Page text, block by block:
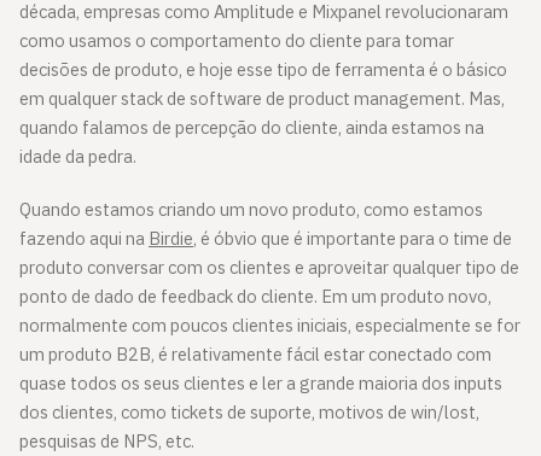
década, empresas como Amplitude e Mixpanel revolucionaram
como usamos o comportamento do cliente para tomar
decisões de produto, e hoje esse tipo de ferramenta é o básico
em qualquer stack de software de product management. Mas,
quando falamos de percepção do cliente, ainda estamos na
idade da pedra.
Quando estamos criando um novo produto, como estamos
fazendo aqui naBirdie, é óbvio que é importante para o time de
produto conversar com os clientes e aproveitar qualquer tipo de
ponto de dado de feedback do cliente. Em um produto novo,
normalmente com poucos clientes iniciais, especialmente se for
um produto B2B, é relativamente fácil estar conectado com
quase todos os seus clientes e ler a grande maioria dos inputs
dos clientes, como tickets de suporte, motivos de win/lost,
pesquisas de NPS, etc.